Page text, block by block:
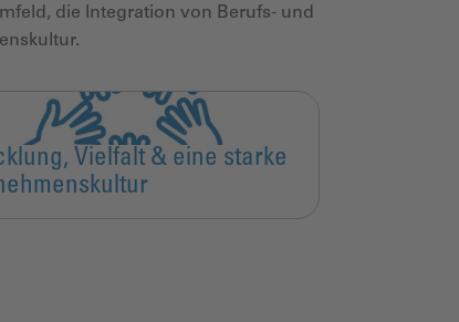
die Integration von Berufs- und
Vielfalt & eine starke